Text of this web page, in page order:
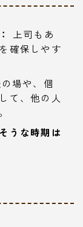
上司もあ
確保しやす
場や、個
て、他の人
うな時期は